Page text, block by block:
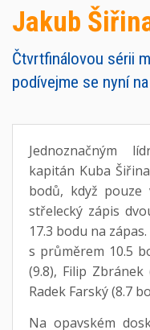
Jakub
Čtvrtfinálovou sérii
podívejme se nyní
Jednoznačným
kapitán Kuba
bodů, když pouze
střelecký zápis
17.3 bodu na
s průměrem 10.5
(9.8), Filip
Radek Farský (8.7
Na opavském